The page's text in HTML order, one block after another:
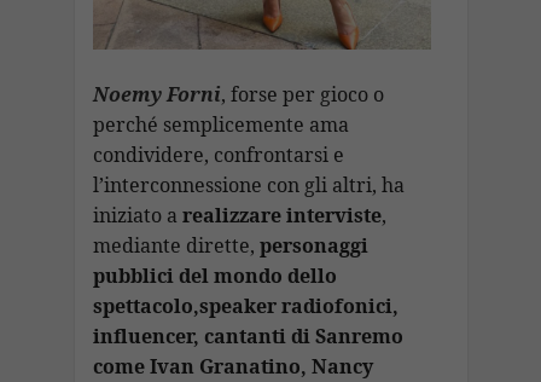
Noemy Forni, forse per gioco o
perché semplicemente ama
condividere, confrontarsi e
l’interconnessione con gli altri, ha
iniziato arealizzare interviste,
mediante dirette, personaggi
pubblici del mondo dello
spettacolo,speaker radiofonici,
influencer, cantanti di Sanremo
come Ivan Granatino, Nancy